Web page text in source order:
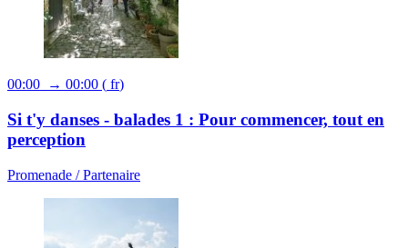
00:00 → 00:00 ( fr)
Si t'y danses - balades 1 : Pour commencer, tout en
perception
Promenade /Partenaire